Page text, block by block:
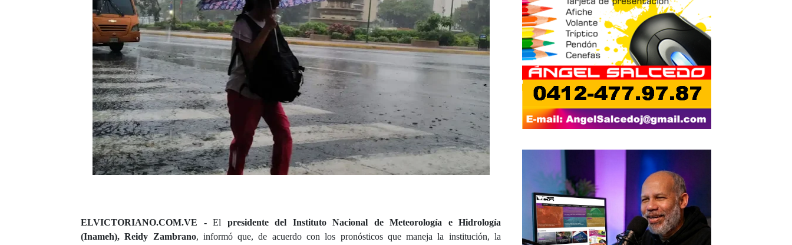
ELVICTORIANO.COM.VE -El presidente del Instituto Nacional de Meteorología e Hidrología
(Inameh), Reidy Zambrano, informó que, de acuerdo con los pronósticos que maneja la institución, la